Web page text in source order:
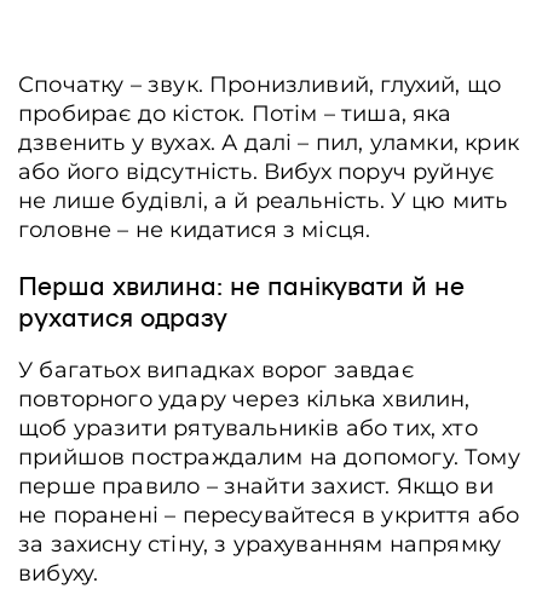
Спочатку – звук. Пронизливий, глухий, що
пробирає до кісток. Потім – тиша, яка
дзвенить у вухах. А далі – пил, уламки, крик
або його відсутність. Вибух поруч руйнує
не лише будівлі, а й реальність. У цю мить
головне – не кидатися з місця.
Перша хвилина: не панікувати й не
рухатися одразу
У багатьох випадках ворог завдає
повторного удару через кілька хвилин,
щоб уразити рятувальників або тих, хто
прийшов постраждалим на допомогу. Тому
перше правило – знайти захист. Якщо ви
не поранені – пересувайтеся в укриття або
за захисну стіну, з урахуванням напрямку
вибуху.